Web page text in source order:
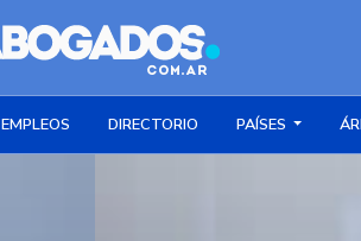
EMPLEOS DIRECTORIO PAÍSES